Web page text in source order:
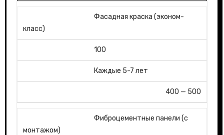
Фасадная краска (эконом-
класс)
100
Каждые 5-7 лет
400 — 500
Фиброцементные панели (с
монтажом)